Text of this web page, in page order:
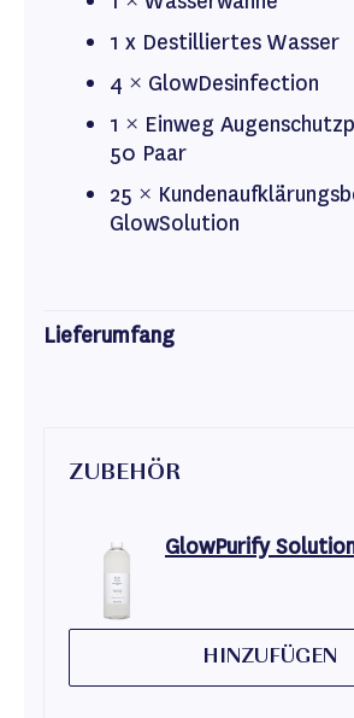
1 x Destilliertes Wasser
4 × GlowDesinfection
1 × Einweg
50 Paar
25 ×
GlowSolution
Lieferumfang
ZUBEHÖR
GlowPurify
HINZUFÜGEN